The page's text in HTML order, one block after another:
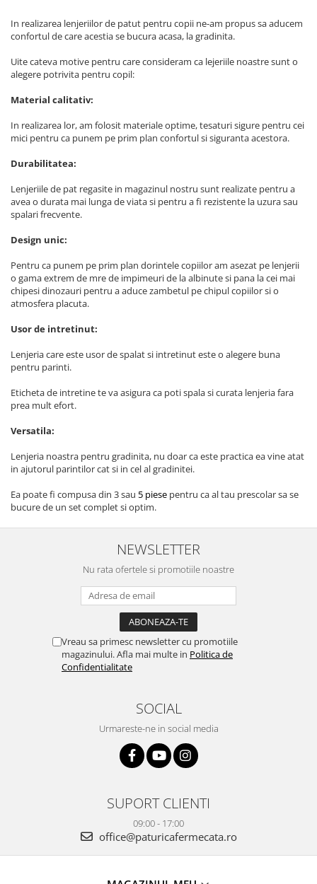
In realizarea lenjeriilor de patut pentru copii ne-am propus sa aducem
confortul de care acestia se bucura acasa, la gradinita.
Uite cateva motive pentru care consideram ca lejeriile noastre sunt o
alegere potrivita pentru copil:
Material calitativ:
In realizarea lor, am folosit materiale optime, tesaturi sigure pentru cei
mici pentru ca punem pe prim plan confortul si siguranta acestora.
Durabilitatea:
Lenjeriile de pat regasite in magazinul nostru sunt realizate pentru a
avea o durata mai lunga de viata si pentru a fi rezistente la uzura sau
spalari frecvente.
Design unic:
Pentru ca punem pe prim plan dorintele copiilor am asezat pe lenjerii
o gama extrem de mre de impimeuri de la albinute si pana la cei mai
chipesi dinozauri pentru a aduce zambetul pe chipul copiilor si o
atmosfera placuta.
Usor de intretinut:
Lenjeria care este usor de spalat si intretinut este o alegere buna
pentru parinti.
Eticheta de intretine te va asigura ca poti spala si curata lenjeria fara
prea mult efort.
Versatila:
Lenjeria noastra pentru gradinita, nu doar ca este practica ea vine atat
in ajutorul parintilor cat si in cel al gradinitei.
Ea poate fi compusa din 3 sau 5 piese pentru ca al tau prescolar sa se
bucure de un set complet si optim.
NEWSLETTER
Nu rata ofertele si promotiile noastre
Vreau sa primesc newsletter cu promotiile
magazinului. Afla mai multe in Politica de
Confidentialitate
SOCIAL
Urmareste-ne in social media
SUPORT CLIENTI
09:00 - 17:00
office@paturicafermecata.ro